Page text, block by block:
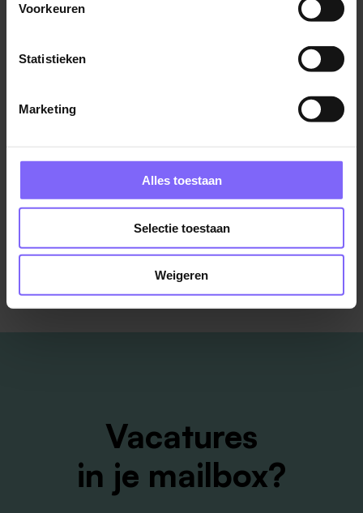
Voorkeuren
Statistieken
Marketing
Alles toestaan
Selectie toestaan
Weigeren
Sales Consultant
Bekijk meer vacatures
Vacatures
in je mailbox?